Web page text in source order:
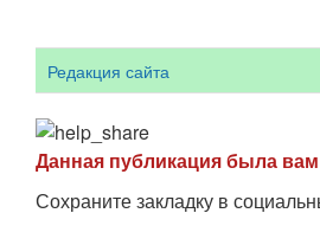
Редакция сайта
Данная публикация была
Сохраните закладку в